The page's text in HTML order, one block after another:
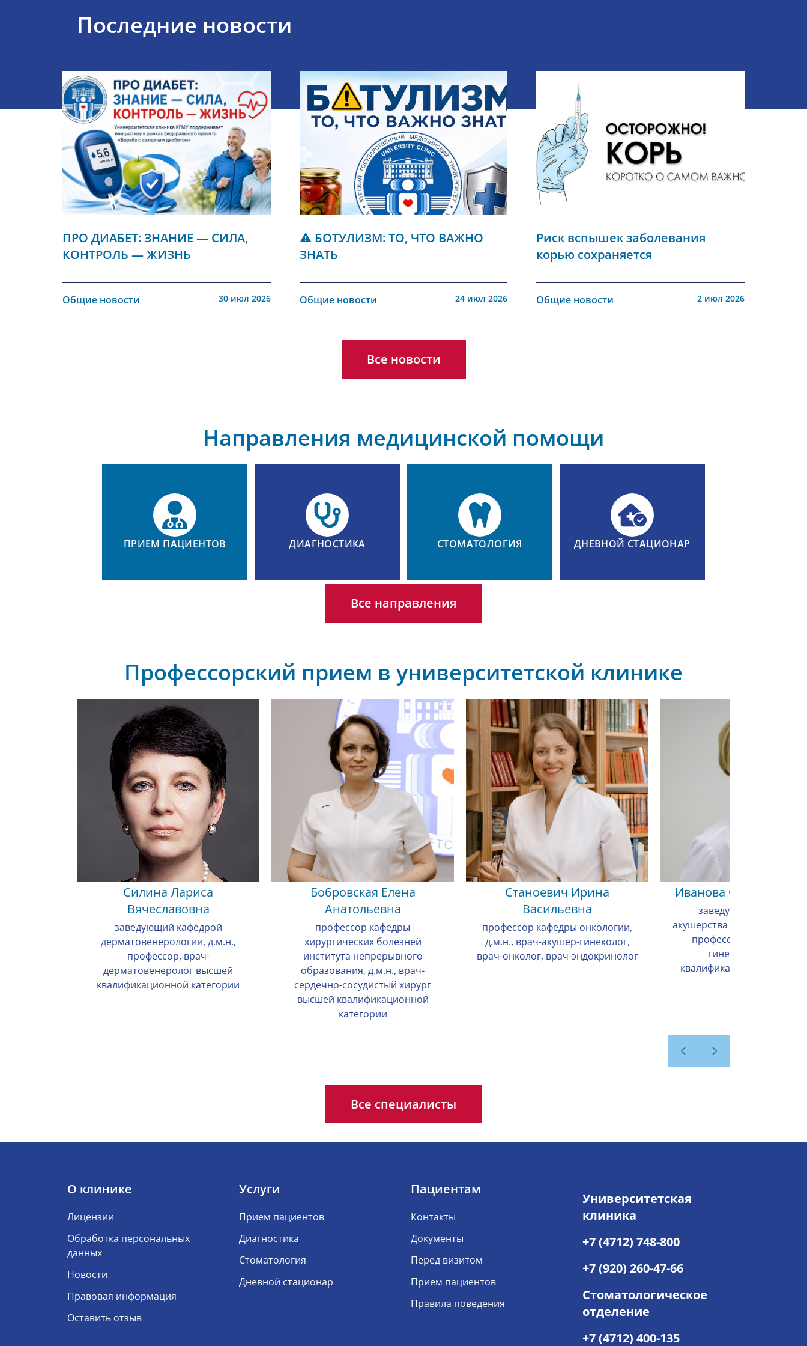
Последние новости
ПРО ДИАБЕТ: ЗНАНИЕ — СИЛА,
КОНТРОЛЬ — ЖИЗНЬ
Общие новости 30 июл 2026
⚠️ БОТУЛИЗМ: ТО, ЧТО ВАЖНО
ЗНАТЬ
Общие новости 24 июл 2026
Риск вспышек заболевания
корью сохраняется
Общие новости 2 июл 2026
Все новости
Направления медицинской помощи
ПРИЕМ ПАЦИЕНТОВ ДИАГНОСТИКА СТОМАТОЛОГИЯ ДНЕВНОЙ СТАЦИОНАР
Все направления
Профессорский прием в университетской клинике
Силина Лариса
Вячеславовна
заведующий кафедрой
дерматовенерологии, д.м.н.,
профессор, врач-
дерматовенеролог высшей
квалификационной категории
Бобровская Елена
Анатольевна
профессор кафедры
хирургических болезней
института непрерывного
образования, д.м.н., врач-
сердечно-сосудистый хирург
высшей квалификационной
категории
Станоевич Ирина
Васильевна
профессор кафедры онкологии,
д.м.н., врач-акушер-гинеколог,
врач-онколог, врач-эндокринолог
Иванова Оксана
заведующий кафедрой
акушерства и гинекологии,
профессор, врач-
гинеколог высшей
квалификационной
Все специалисты
О клинике
Лицензии
Обработка персональных
данных
Новости
Правовая информация
Оставить отзыв
Услуги
Прием пациентов
Диагностика
Стоматология
Дневной стационар
Пациентам
Контакты
Документы
Перед визитом
Прием пациентов
Правила поведения
Университетская
клиника
+7 (4712) 748-800
+7 (920) 260-47-66
Стоматологическое
отделение
+7 (4712) 400-135